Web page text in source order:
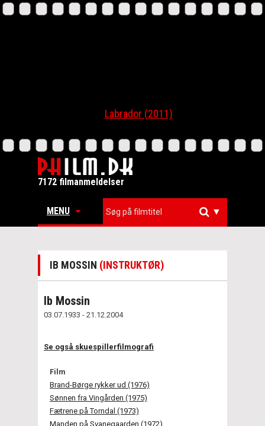
Labrador (2011)
7172 filmanmeldelser
MENU ▼
IB MOSSIN (INSTRUKTØR)
Ib Mossin
03.07.1933 - 21.12.2004
Se også skuespillerfilmografi
Film
Brand-Børge rykker ud (1976)
Sønnen fra Vingården (1975)
Fætrene på Torndal (1973)
Manden på Svanegaarden (1972)